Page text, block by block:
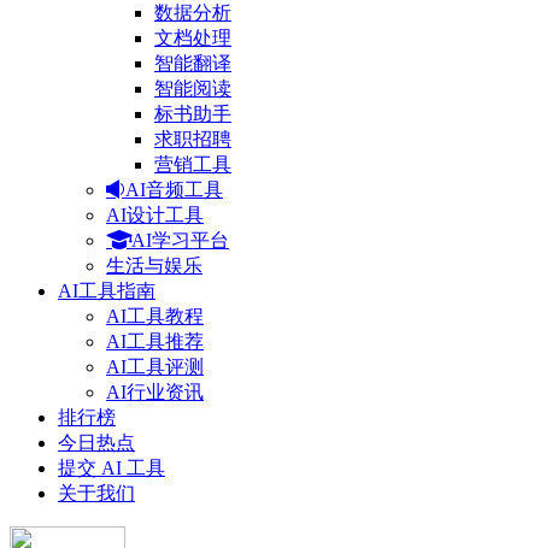
数据分析
文档处理
智能翻译
智能阅读
标书助手
求职招聘
营销工具
AI音频工具
AI设计工具
AI学习平台
生活与娱乐
AI工具指南
AI工具教程
AI工具推荐
AI工具评测
AI行业资讯
排行榜
今日热点
提交 AI 工具
关于我们